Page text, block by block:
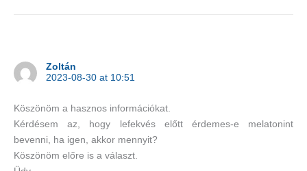
Zoltán
2023-08-30 at 10:51
Köszönöm a hasznos információkat.
Kérdésem az, hogy lefekvés előtt érdemes-e melatonint
bevenni, ha igen, akkor mennyit?
Köszönöm előre is a választ.